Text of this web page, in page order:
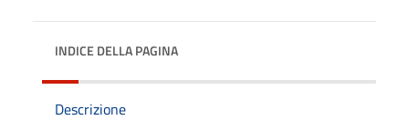
INDICE DELLA PAGINA
Descrizione